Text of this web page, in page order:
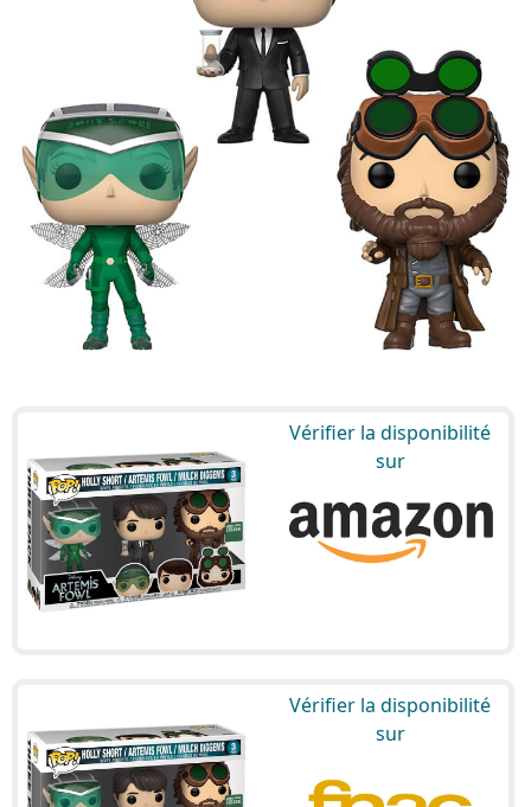
Vérifier la disponibilité
sur
Vérifier la disponibilité
sur